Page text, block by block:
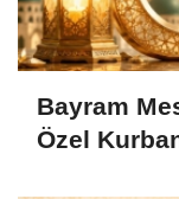
Bayram
Özel